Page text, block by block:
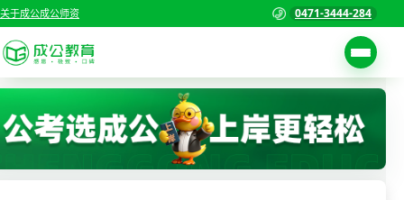
关于成公成公师资 0471-3444-284
考试公告
首页
国家公务员考试